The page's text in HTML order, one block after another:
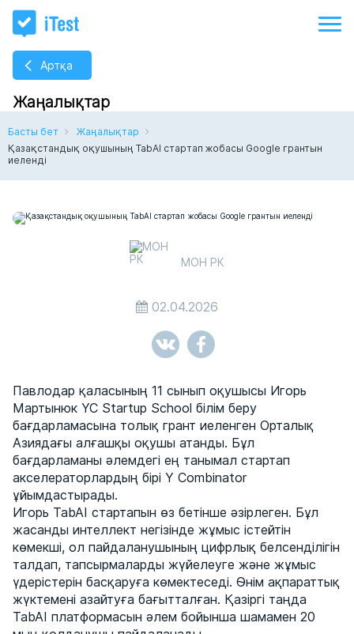
Артқа
Жаңалықтар
Басты бет
Жаңалықтар
Қазақстандық оқушының TabAI стартап жобасы Google грантын
иеленді
МОН РК
02.04.2026
Павлодар қаласының 11 сынып оқушысы Игорь
Мартынюк YC Startup School білім беру
бағдарламасына толық грант иеленген Орталық
Азиядағы алғашқы оқушы атанды. Бұл
бағдарламаны әлемдегі ең танымал стартап
акселераторлардың бірі Y Combinator
ұйымдастырады.
Игорь TabAI стартапын өз бетінше әзірлеген. Бұл
жасанды интеллект негізінде жұмыс істейтін
көмекші, ол пайдаланушының цифрлық белсенділігін
талдап, тапсырмаларды жүйелеуге және жұмыс
үдерістерін басқаруға көмектеседі. Өнім ақпараттық
жүктемені азайтуға бағытталған. Қазіргі таңда
TabAI платформасын әлем бойынша шамамен 20